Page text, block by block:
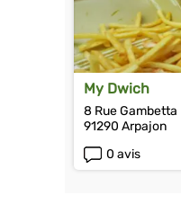
My Dwich
8 Rue Gambetta
91290 Arpajon
0 avis